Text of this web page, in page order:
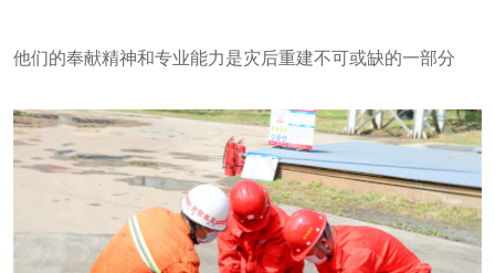
他们的奉献精神和专业能力是灾后重建不可或缺的一部分